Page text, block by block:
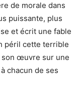
de morale dans
puissante, plus
et écrit une fable
péril cette terrible
son œuvre sur une
chacun de ses